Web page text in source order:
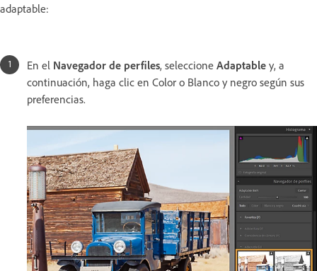
adaptable:
En el Navegador de perfiles, seleccione Adaptable y, a
continuación, haga clic en Color o Blanco y negro según sus
preferencias.